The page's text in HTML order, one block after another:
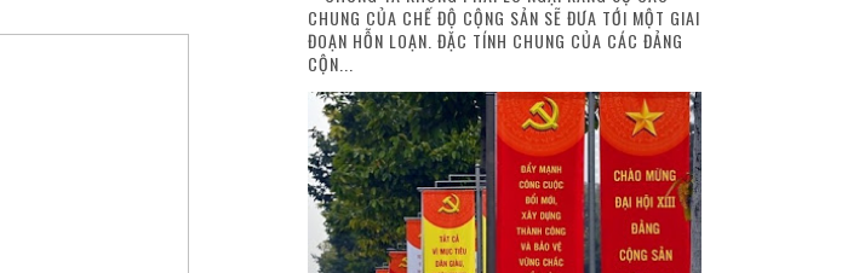
CHUNG CỦA CHẾ ĐỘ CỘNG SẢN SẼ ĐƯA TỚI MỘT GIAI
ĐOẠN HỖN LOẠN. ĐẶC TÍNH CHUNG CỦA CÁC ĐẢNG
CỘN...